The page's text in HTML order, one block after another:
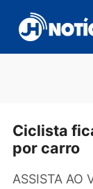
para
conteúdo
Ciclista